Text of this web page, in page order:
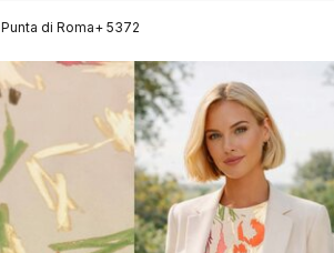
Punta di Roma+ 5372